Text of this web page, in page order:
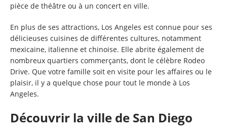
pièce de théâtre ou à un concert en ville.
En plus de ses attractions, Los Angeles est connue pour ses
délicieuses cuisines de différentes cultures, notamment
mexicaine, italienne et chinoise. Elle abrite également de
nombreux quartiers commerçants, dont le célèbre Rodeo
Drive. Que votre famille soit en visite pour les affaires ou le
plaisir, il y a quelque chose pour tout le monde à Los
Angeles.
Découvrir la ville de San Diego